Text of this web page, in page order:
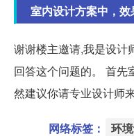
室内设计方案中，
谢谢楼主邀请,我是设计
回答这个问题的。 首先
然建议你请专业设计师
网络标签： 环